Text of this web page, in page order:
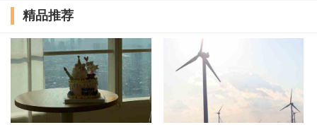
精品推荐